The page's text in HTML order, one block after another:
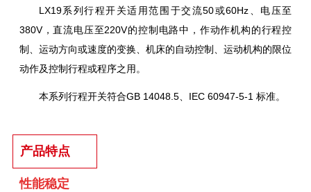
LX19系列行程开关适用范围于交流50或60Hz、电压至
380V，直流电压至220V的控制电路中，作动作机构的行程控
制、运动方向或速度的变换、机床的自动控制、运动机构的限位
动作及控制行程或程序之用。
本系列行程开关符合GB 14048.5、IEC 60947-5-1 标准。
产品特点
性能稳定